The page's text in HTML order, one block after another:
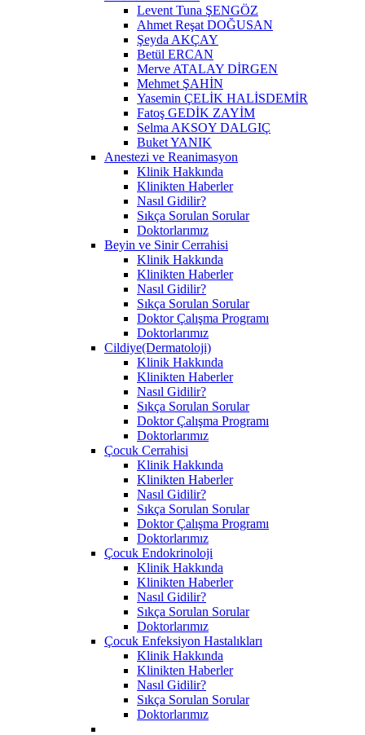
Levent Tuna ŞENGÖZ
Ahmet Reşat DOĞUSAN
Şeyda AKÇAY
Betül ERCAN
Merve ATALAY DİRGEN
Mehmet ŞAHİN
Yasemin ÇELİK HALİSDEMİR
Fatoş GEDİK ZAYİM
Selma AKSOY DALGIÇ
Buket YANIK
Anestezi ve Reanimasyon
Klinik Hakkında
Klinikten Haberler
Nasıl Gidilir?
Sıkça Sorulan Sorular
Doktorlarımız
Beyin ve Sinir Cerrahisi
Klinik Hakkında
Klinikten Haberler
Nasıl Gidilir?
Sıkça Sorulan Sorular
Doktor Çalışma Programı
Doktorlarımız
Cildiye(Dermatoloji)
Klinik Hakkında
Klinikten Haberler
Nasıl Gidilir?
Sıkça Sorulan Sorular
Doktor Çalışma Programı
Doktorlarımız
Çocuk Cerrahisi
Klinik Hakkında
Klinikten Haberler
Nasıl Gidilir?
Sıkça Sorulan Sorular
Doktor Çalışma Programı
Doktorlarımız
Çocuk Endokrinoloji
Klinik Hakkında
Klinikten Haberler
Nasıl Gidilir?
Sıkça Sorulan Sorular
Doktorlarımız
Çocuk Enfeksiyon Hastalıkları
Klinik Hakkında
Klinikten Haberler
Nasıl Gidilir?
Sıkça Sorulan Sorular
Doktorlarımız